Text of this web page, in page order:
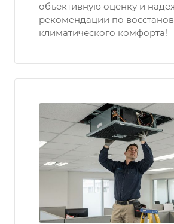
объективную оценку и
рекомендации по
климатического комфорта!